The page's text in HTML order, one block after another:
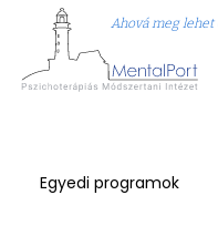
Ahová meg
Egyedi programok